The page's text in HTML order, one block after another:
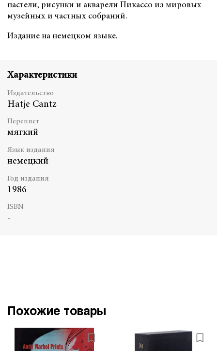
пастели, рисунки и акварели Пикассо из мировых
музейных и частных собраний.
Издание на немецком языке.
Характеристики
Издательство
Hatje Cantz
Переплет
мягкий
Язык издания
немецкий
Год издания
1986
ISBN
-
Похожие товары